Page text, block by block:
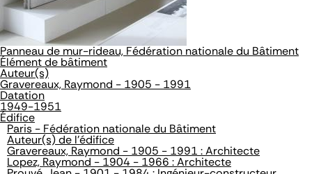
Panneau de mur-rideau, Fédération nationale du Bâtiment
Élément de bâtiment
Auteur(s)
Gravereaux, Raymond - 1905 - 1991
Datation
1949-1951
Édifice
Paris - Fédération nationale du Bâtiment
Auteur(s) de l'édifice
Gravereaux, Raymond - 1905 - 1991 : Architecte
Lopez, Raymond - 1904 - 1966 : Architecte